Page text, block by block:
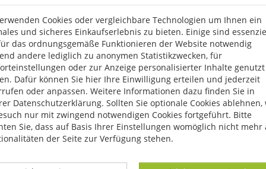
oder "giftig" betrachtet hat, erfährt in diesem umfassenden
ein riesiges Reservoir an medizinisch relevanten
faszinierende Welt der heilenden Pilze zu begeistern, indem
Porträts vorgestellt werden, eindrucksvoll und verständlich
beispielsweise in der Küche, nicht zu kurz. Für
auch fundierte Informationen aus dem Bereich der
schon in dritter Auflage vorliegende Standardwerk
Abb., geb., 21 x 28 cm. Unter dem Reiter WEITERE
56291 Wiebelsheim, kontakt@quelle-meyer.de
Cookies oder vergleichbare Technologien um Ihnen ein
und sicheres Einkaufserlebnis zu bieten. Einige sind
das ordnungsgemäße Funktionieren der Website notwendig
andere lediglich zu anonymen Statistikzwecken, für
oder zur Anzeige personalisierter Inhalte genutzt
Dafür können Sie hier Ihre Einwilligung erteilen und jederzeit
oder anpassen. Weitere Informationen dazu finden Sie in
Datenschutzerklärung. Sollten Sie optionale Cookies ablehnen,
nur mit zwingend notwendigen Cookies fortgeführt. Bitte
Sie, dass auf Basis Ihrer Einstellungen womöglich nicht mehr
der Seite zur Verfügung stehen.